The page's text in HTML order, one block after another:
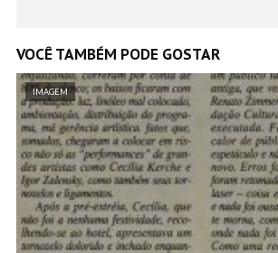
VOCÊ TAMBÉM PODE GOSTAR
IMAGEM